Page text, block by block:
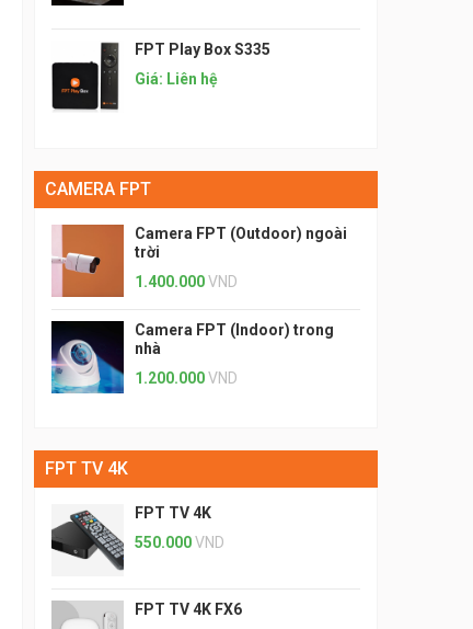
FPT Play Box S335
Giá: Liên hệ
CAMERA FPT
Camera FPT (Outdoor) ngoài
trời
1.400.000VND
Camera FPT (Indoor) trong
nhà
1.200.000VND
FPT TV 4K
FPT TV 4K
550.000VND
FPT TV 4K FX6